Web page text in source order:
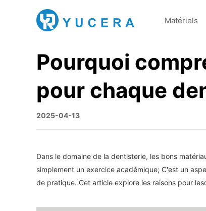
Matériels
Pourquoi
pour chaque
2025-04-13
Dans le domaine de la dentisterie, les bons
simplement un exercice académique; C'est un
de pratique. Cet article explore les raisons pour